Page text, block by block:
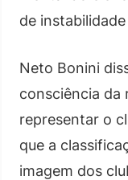
de
Neto Bonini
consciência da
representar o
que a
imagem dos